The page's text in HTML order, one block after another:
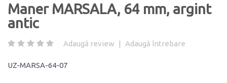
Maner MARSALA, 64 mm, argint
antic
Adaugă review | Adaugă întrebare
UZ-MARSA-64-07